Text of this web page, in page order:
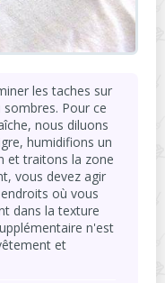
les taches sur
Pour ce
nous diluons
humidifions un
et traitons la zone
vous devez agir
où vous
dans la texture
n'est
et